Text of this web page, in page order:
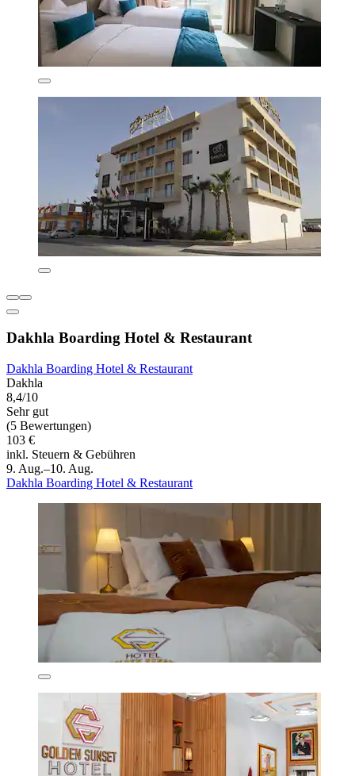
Dakhla Boarding Hotel & Restaurant
Dakhla Boarding Hotel & Restaurant
Dakhla
8,4/10
Sehr gut
(5 Bewertungen)
103 €
inkl. Steuern & Gebühren
9. Aug.–10. Aug.
Dakhla Boarding Hotel & Restaurant